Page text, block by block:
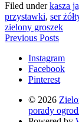
Filed underkasza
przystawki, ser
zielony groszek
Previous Posts
Instagram
Facebook
Pinterest
© 2026
porady